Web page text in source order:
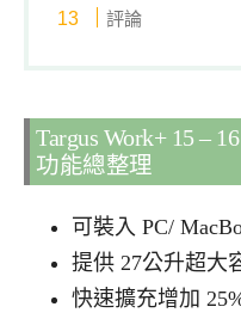
評論
Targus Work+ 15 –
功能總整理
可裝入 PC/
提供 27公升超大
快速擴充增加